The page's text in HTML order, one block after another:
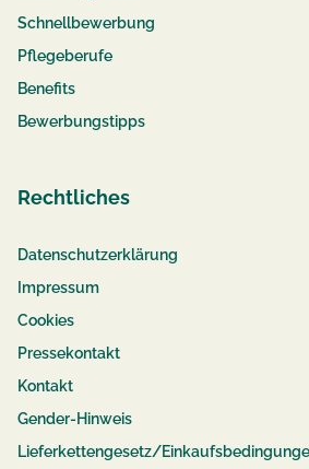
Schnellbewerbung
Pflegeberufe
Benefits
Bewerbungstipps
Rechtliches
Datenschutzerklärung
Impressum
Cookies
Pressekontakt
Kontakt
Gender-Hinweis
Lieferkettengesetz/